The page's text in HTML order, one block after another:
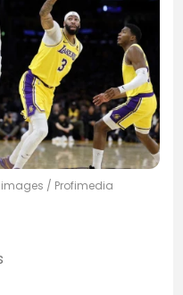
images / Profimedia